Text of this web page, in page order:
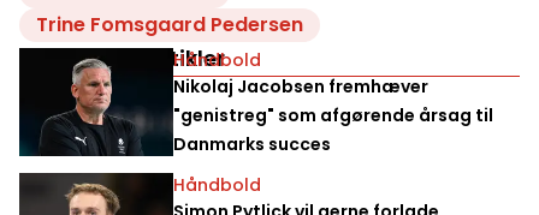
Trine Fomsgaard Pedersen
Relaterede artikler
Håndbold
Nikolaj Jacobsen fremhæver
"genistreg" som afgørende årsag til
Danmarks succes
Håndbold